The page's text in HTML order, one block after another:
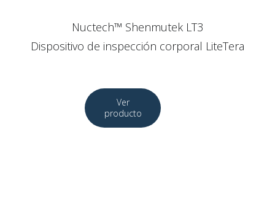
Nuctech™ Shenmutek LT3
Dispositivo de inspección corporal LiteTera